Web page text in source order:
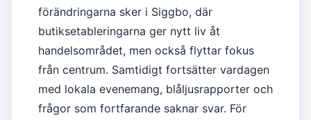
förändringarna sker i Siggbo, där
butiksetableringarna ger nytt liv åt
handelsområdet, men också flyttar fokus
från centrum. Samtidigt fortsätter vardagen
med lokala evenemang, blåljusrapporter och
frågor som fortfarande saknar svar. För